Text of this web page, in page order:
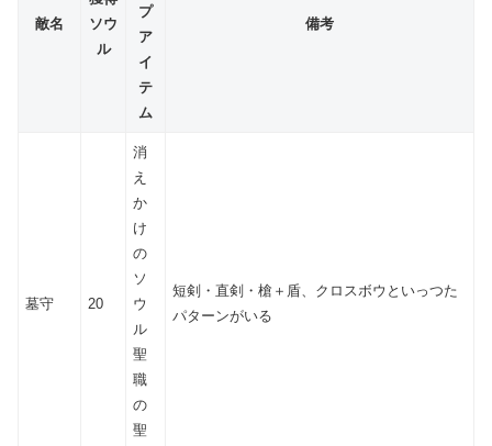
敵名
ソウ
ル
プ
ア
イ
テ
ム
備考
墓守 20
消
え
か
け
の
ソ
ウ
ル
聖
職
の
聖
短剣・直剣・槍＋盾、クロスボウといっつた
パターンがいる